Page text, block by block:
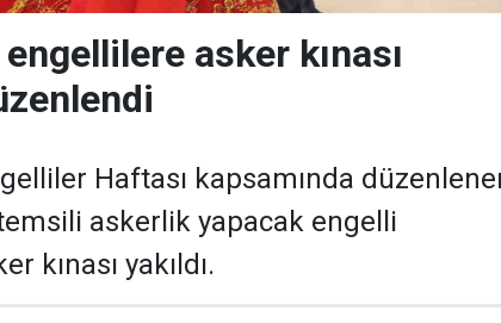
engellilere asker kınası
Haftası kapsamında
askerlik yapacak engelli
kınası yakıldı.